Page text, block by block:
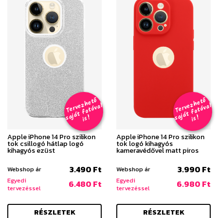
T
er
v
e
z
h
e
t
ő
s
aj
á
t
f
o
t
ó
v
al
i
s
!
Apple iPhone 14 Pro szilikon
tok csillogó hátlap logó
kihagyós ezüst
Webshop ár 3.490 Ft
Egyedi
tervezéssel
6.480 Ft
RÉSZLETEK
T
er
v
e
z
h
e
t
ő
s
aj
á
t
f
o
t
ó
v
al
i
s
!
Apple iPhone 14 Pro szilikon
tok logó kihagyós
kameravédővel matt piros
Webshop ár 3.990 Ft
Egyedi
tervezéssel
6.980 Ft
RÉSZLETEK